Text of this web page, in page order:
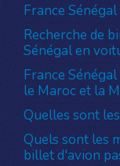
France
Recherche de
Sénégal en
France
le Maroc et la
Quelles sont
Quels sont les
billet d'avion